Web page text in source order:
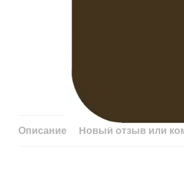
Описание Новый отзыв или